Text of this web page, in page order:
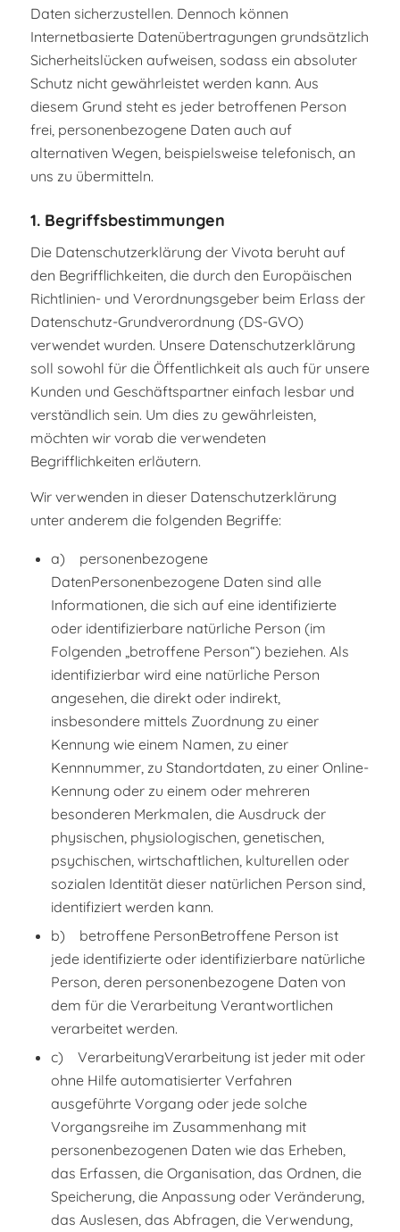
Daten sicherzustellen. Dennoch können
Internetbasierte Datenübertragungen grundsätzlich
Sicherheitslücken aufweisen, sodass ein absoluter
Schutz nicht gewährleistet werden kann. Aus
diesem Grund steht es jeder betroffenen Person
frei, personenbezogene Daten auch auf
alternativen Wegen, beispielsweise telefonisch, an
uns zu übermitteln.
1. Begriffsbestimmungen
Die Datenschutzerklärung der Vivota beruht auf
den Begrifflichkeiten, die durch den Europäischen
Richtlinien- und Verordnungsgeber beim Erlass der
Datenschutz-Grundverordnung (DS-GVO)
verwendet wurden. Unsere Datenschutzerklärung
soll sowohl für die Öffentlichkeit als auch für unsere
Kunden und Geschäftspartner einfach lesbar und
verständlich sein. Um dies zu gewährleisten,
möchten wir vorab die verwendeten
Begrifflichkeiten erläutern.
Wir verwenden in dieser Datenschutzerklärung
unter anderem die folgenden Begriffe:
a) personenbezogene
DatenPersonenbezogene Daten sind alle
Informationen, die sich auf eine identifizierte
oder identifizierbare natürliche Person (im
Folgenden „betroffene Person“) beziehen. Als
identifizierbar wird eine natürliche Person
angesehen, die direkt oder indirekt,
insbesondere mittels Zuordnung zu einer
Kennung wie einem Namen, zu einer
Kennnummer, zu Standortdaten, zu einer Online-
Kennung oder zu einem oder mehreren
besonderen Merkmalen, die Ausdruck der
physischen, physiologischen, genetischen,
psychischen, wirtschaftlichen, kulturellen oder
sozialen Identität dieser natürlichen Person sind,
identifiziert werden kann.
b) betroffene PersonBetroffene Person ist
jede identifizierte oder identifizierbare natürliche
Person, deren personenbezogene Daten von
dem für die Verarbeitung Verantwortlichen
verarbeitet werden.
c) VerarbeitungVerarbeitung ist jeder mit oder
ohne Hilfe automatisierter Verfahren
ausgeführte Vorgang oder jede solche
Vorgangsreihe im Zusammenhang mit
personenbezogenen Daten wie das Erheben,
das Erfassen, die Organisation, das Ordnen, die
Speicherung, die Anpassung oder Veränderung,
das Auslesen, das Abfragen, die Verwendung,